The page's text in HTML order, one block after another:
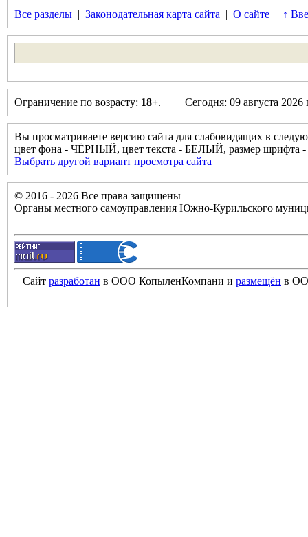
Все разделы | Законодательная карта сайта | О сайте | ↑
Ограничение по возрасту: 18+. | Сегодня: 09 августа
Вы просматриваете версию сайта для слабовидящих в
цвет фона - ЧЁРНЫЙ, цвет текста - БЕЛЫЙ, размер
Выбрать другой вариант просмотра сайта
© 2016 - 2026 Все права защищены
Органы местного самоуправления Южно-Курильского
Сайт разработан в ООО КопыленКомпани и размещён в